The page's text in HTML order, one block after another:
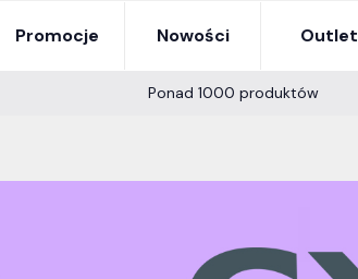
Promocje Nowości Outlet
Ponad 1000 produktów